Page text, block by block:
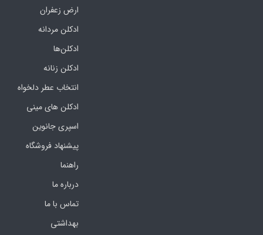
ارض زعفران
ادکلن مردانه
ادکلن‌ها
ادکلن زنانه
انتخاب عطر دلخواه
ادکلن های مینی
اسپری جانوین
پیشنهاد فروشگاه
راهنما
درباره ما
تماس با ما
بهداشتی